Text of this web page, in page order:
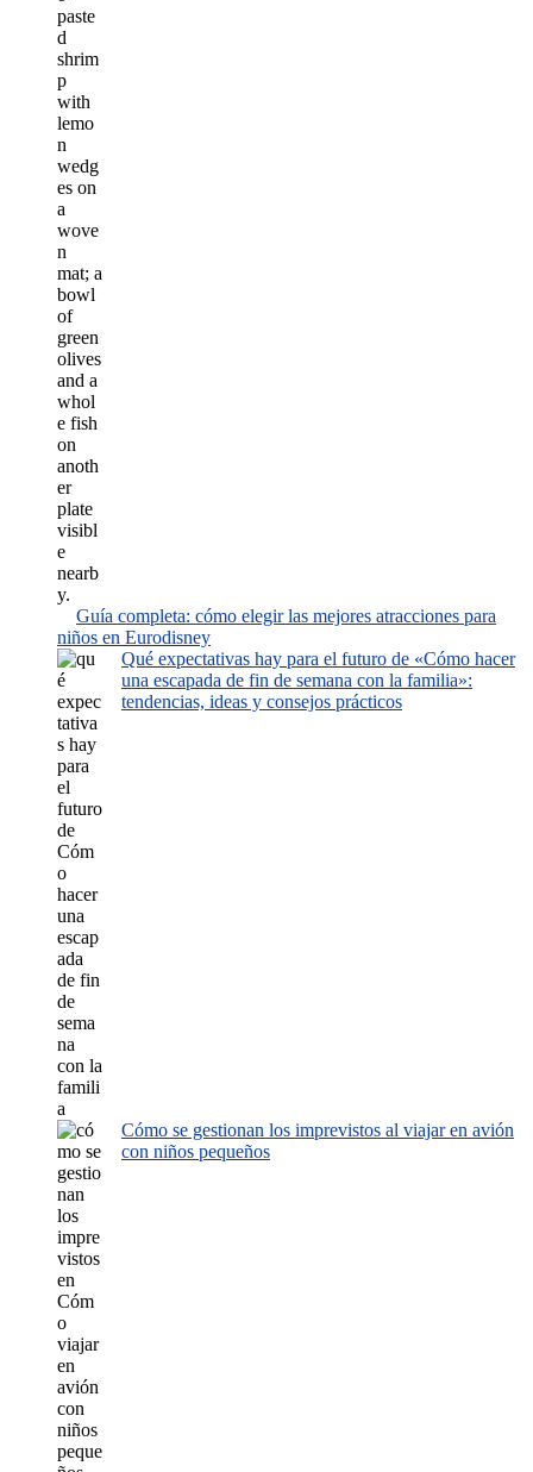
Guía completa: cómo elegir las mejores atracciones para
niños en Eurodisney
Qué expectativas hay para el futuro de «Cómo hacer
una escapada de fin de semana con la familia»:
tendencias, ideas y consejos prácticos
Cómo se gestionan los imprevistos al viajar en avión
con niños pequeños